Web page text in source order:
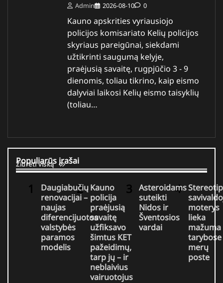
Admin 2026-08-10 0
Kauno apskrities vyriausiojo
policijos komisariato Kelių policijos
skyriaus pareigūnai, siekdami
užtikrinti saugumą kelyje,
praėjusią savaitę, rugpjūčio 3 - 9
dienomis, toliau tikrino, kaip eismo
dalyviai laikosi Kelių eismo taisyklių
(toliau…
Populiarūs įrašai
Žiūrėti viską
Daugiabučių
renovacijai –
naujas
diferencijuotos
valstybės
paramos
modelis
Kauno
policija
praėjusią
savaitę
užfiksavo
šimtus KET
pažeidimų,
tarp jų – ir
neblaivius
vairuotojus
Asteroidams
suteikti
Nidos ir
Šventosios
vardai
moterys
lieka
mažuma
merų
poste